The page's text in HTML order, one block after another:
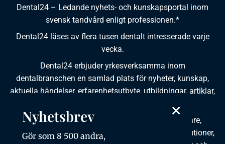
Dental24 – Ledande nyhets- och kunskapsportal inom
svensk tandvård enligt professionen.*
Dental24 läses av flera tusen dentalt intresserade varje
vecka.
Dental24 erbjuder yrkesverksamma inom
dentalbranschen en samlad plats för nyheter, kunskap,
aktuella händelser, erfarenhetsutbyte, utbildningar, artiklar,
Dental24 produceras i samverkan med tandläkare,
tandhygienister, tandsköterskor, tandtekniker, institutioner,
×
Nyhetsbrev
Gör som 8 500 andra,